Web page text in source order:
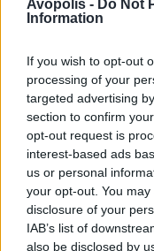
Avopolis - Do Not
Information
If you wish to opt-out
processing of your
targeted advertising
section to confirm
opt-out request is
interest-based ads
us or personal
your opt-out. You
disclosure of your
IAB’s list of
also be disclosed by